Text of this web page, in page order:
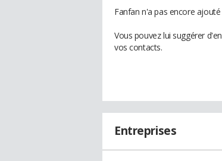
Fanfan n'a pas encore
Vous pouvez lui suggérer
vos contacts.
Entreprises